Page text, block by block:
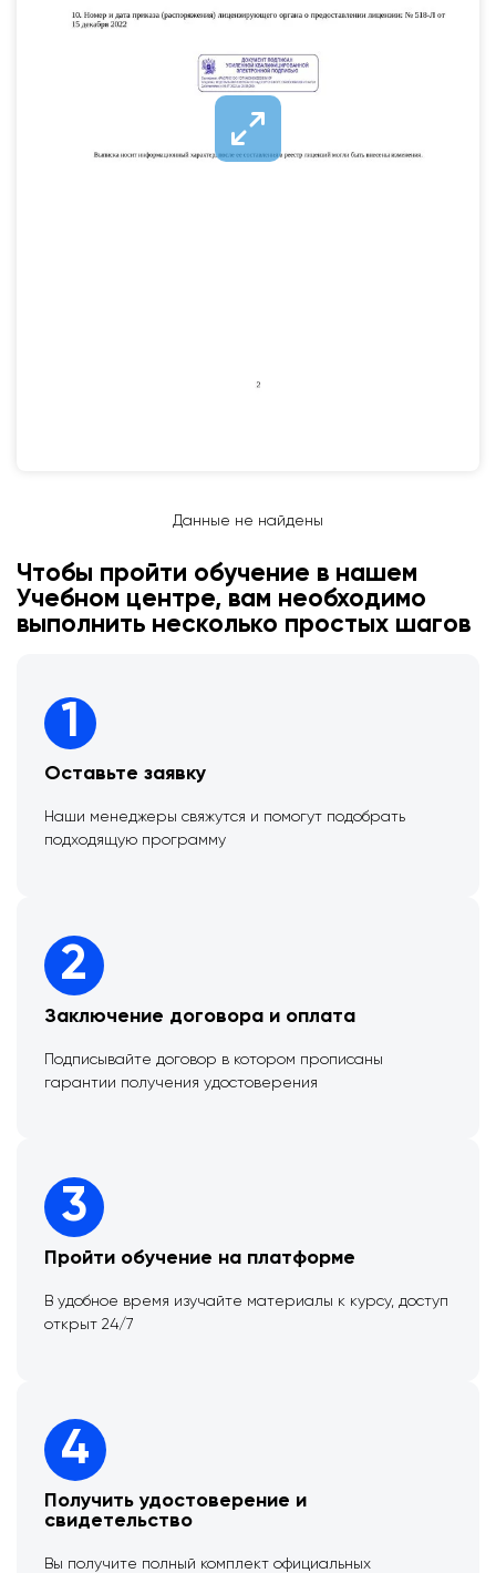
Данные не найдены
Чтобы пройти обучение в нашем
Учебном центре, вам необходимо
выполнить несколько простых шагов
1
Оставьте заявку
Наши менеджеры свяжутся и помогут подобрать
подходящую программу
2
Заключение договора и оплата
Подписывайте договор в котором прописаны
гарантии получения удостоверения
3
Пройти обучение на платформе
В удобное время изучайте материалы к курсу, доступ
открыт 24/7
4
Получить удостоверение и
свидетельство
Вы получите полный комплект официальных